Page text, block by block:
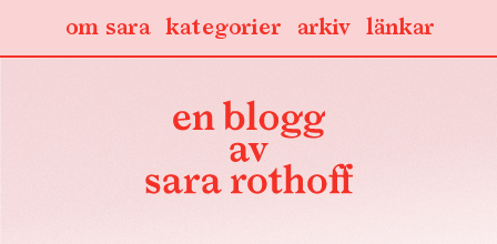
länkar
arkiv
kategorier
om sara